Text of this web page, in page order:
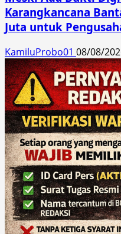
Karangkancana
Juta untuk
KamiluProbo01 08/08/